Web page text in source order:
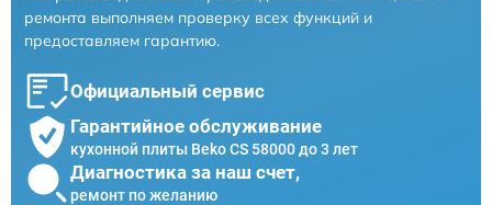
ремонта выполняем проверку всех функций и
предоставляем гарантию.
Официальный сервис
Гарантийное обслуживание
кухонной плиты Beko CS 58000 до 3 лет
Диагностика за наш счет,
ремонт по желанию